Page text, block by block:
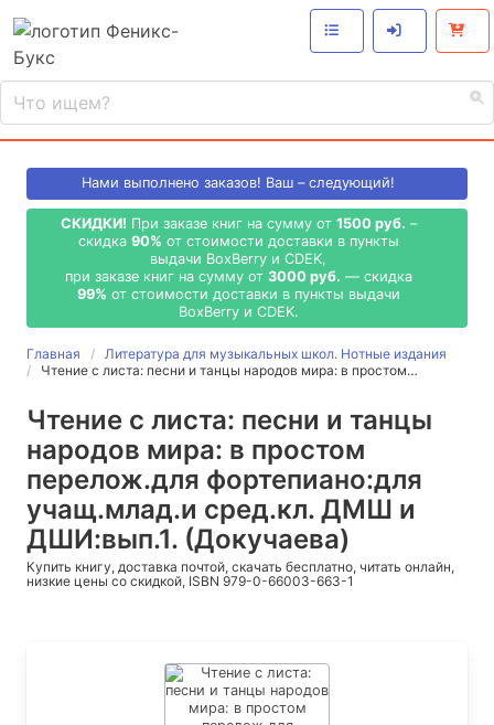
Нами выполнено заказов! Ваш – следующий!
СКИДКИ! При заказе книг на сумму от 1500 руб. –
скидка 90% от стоимости доставки в пункты
выдачи BoxBerry и CDEK,
при заказе книг на сумму от 3000 руб. — скидка
99% от стоимости доставки в пункты выдачи
BoxBerry и CDEK.
Главная
Литература для музыкальных школ. Нотные издания
Чтение с листа: песни и танцы народов мира: в простом…
Чтение с листа: песни и танцы
народов мира: в простом
перелож.для фортепиано:для
учащ.млад.и сред.кл. ДМШ и
ДШИ:вып.1. (Докучаева)
Купить книгу, доставка почтой, скачать бесплатно, читать онлайн,
низкие цены со скидкой, ISBN 979-0-66003-663-1